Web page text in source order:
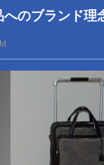
へのブランド